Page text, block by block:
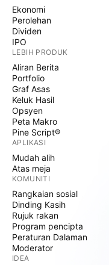
Ekonomi
Perolehan
Dividen
IPO
LEBIH PRODUK
Aliran Berita
Portfolio
Graf Asas
Keluk Hasil
Opsyen
Peta Makro
Pine Script®
APLIKASI
Mudah alih
Atas meja
KOMUNITI
Rangkaian sosial
Dinding Kasih
Rujuk rakan
Program pencipta
Peraturan Dalaman
Moderator
IDEA